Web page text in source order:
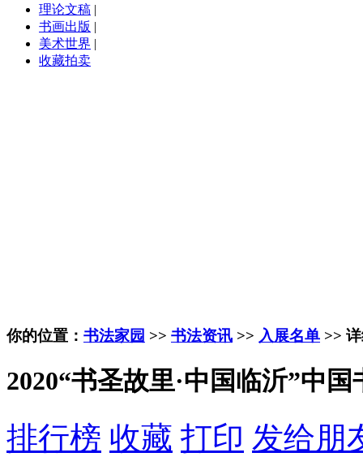
理论文稿 |
书画出版 |
美术世界 |
收藏拍卖
你的位置： 书法家园 >> 书法资讯 >> 入展名单 >>
2020“书圣故里·中国临沂”中
排行榜 收藏 打印 发给朋